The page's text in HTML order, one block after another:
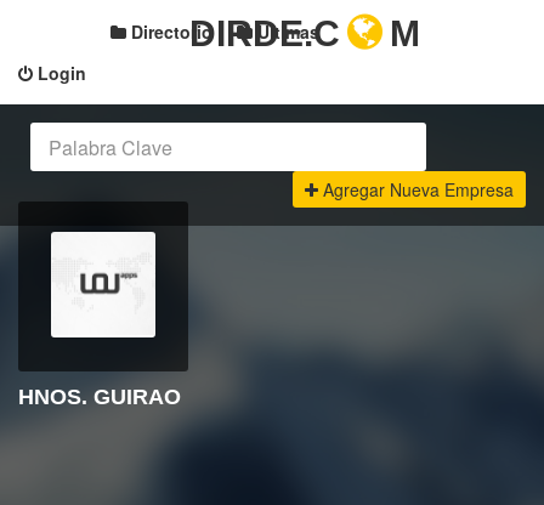
Login
Directorio Últimas
DIRDE.C M
Agregar Nueva Empresa
HNOS. GUIRAO